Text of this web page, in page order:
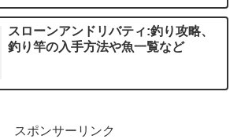
スローンアンドリバティ:釣り攻略、
釣り竿の入手方法や魚一覧など
スポンサーリンク